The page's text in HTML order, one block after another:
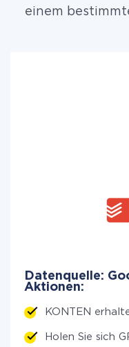
einem
Datenquelle:
Aktionen:
KONTEN
Holen Sie sich